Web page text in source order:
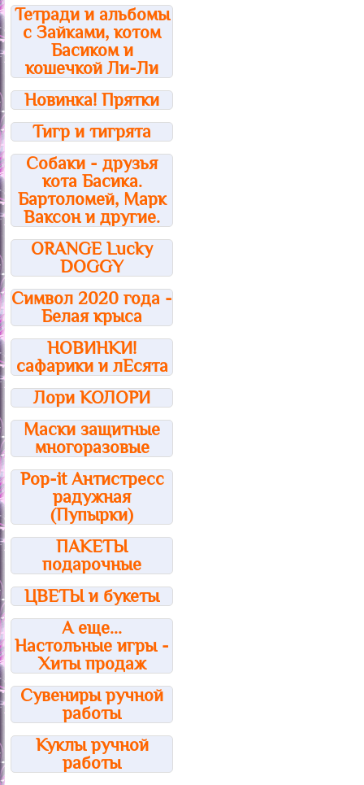
Тетради и альбомы
с Зайками, котом
Басиком и
кошечкой Ли-Ли
Новинка! Прятки
Тигр и тигрята
Собаки - друзья
кота Басика.
Бартоломей, Марк
Ваксон и другие.
ORANGE Lucky
DOGGY
Символ 2020 года -
Белая крыса
НОВИНКИ!
сафарики и лЕсята
Лори КОЛОРИ
Маски защитные
многоразовые
Pop-it Антистресс
радужная
(Пупырки)
ПАКЕТЫ
подарочные
ЦВЕТЫ и букеты
А еще...
Настольные игры -
Хиты продаж
Сувениры ручной
работы
Куклы ручной
работы